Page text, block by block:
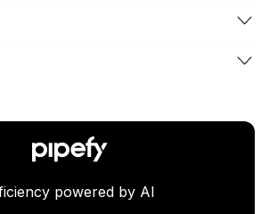
powered by AI